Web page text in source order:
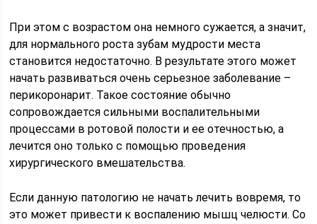
При этом с возрастом она немного сужается, а значит,
для нормального роста зубам мудрости места
становится недостаточно. В результате этого может
начать развиваться очень серьезное заболевание –
перикоронарит. Такое состояние обычно
сопровождается сильными воспалительными
процессами в ротовой полости и ее отечностью, а
лечится оно только с помощью проведения
хирургического вмешательства.
Если данную патологию не начать лечить вовремя, то
это может привести к воспалению мышц челюсти. Со